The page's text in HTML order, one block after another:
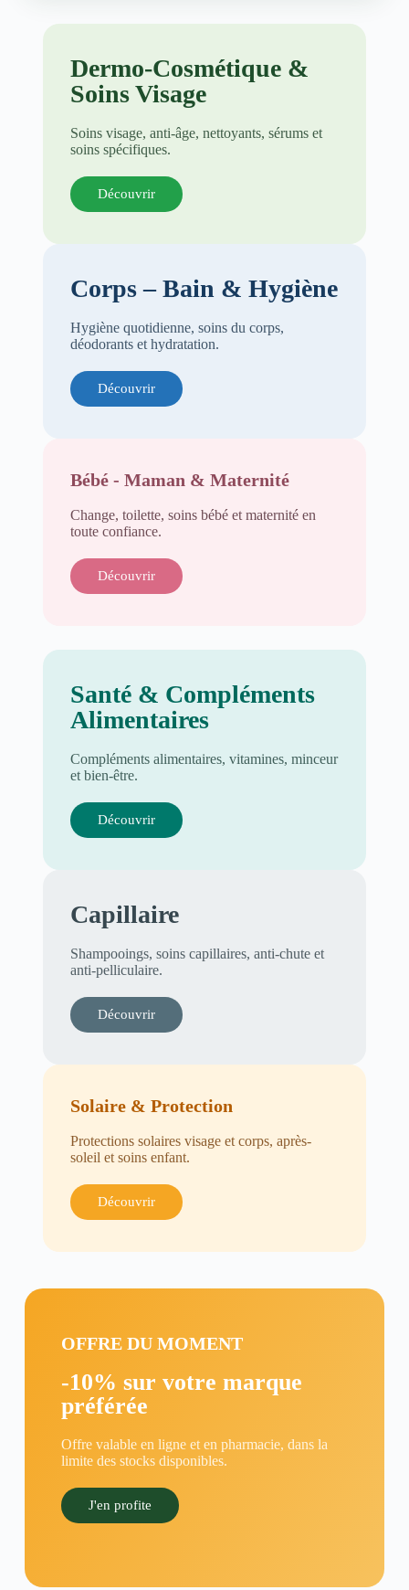
Dermo-Cosmétique &
Soins Visage
Soins visage, anti-âge, nettoyants, sérums et
soins spécifiques.
Découvrir
Corps – Bain & Hygiène
Hygiène quotidienne, soins du corps,
déodorants et hydratation.
Découvrir
Bébé - Maman & Maternité
Change, toilette, soins bébé et maternité en
toute confiance.
Découvrir
Santé & Compléments
Alimentaires
Compléments alimentaires, vitamines, minceur
et bien-être.
Découvrir
Capillaire
Shampooings, soins capillaires, anti-chute et
anti-pelliculaire.
Découvrir
Solaire & Protection
Protections solaires visage et corps, après-
soleil et soins enfant.
Découvrir
OFFRE DU MOMENT
-10% sur votre marque
préférée
Offre valable en ligne et en pharmacie, dans la
limite des stocks disponibles.
J'en profite